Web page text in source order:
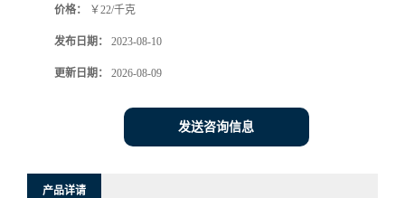
价格： ￥22/千克
发布日期： 2023-08-10
更新日期： 2026-08-09
发送咨询信息
产品详请